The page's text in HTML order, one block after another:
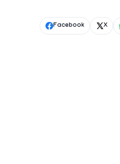
Facebook X